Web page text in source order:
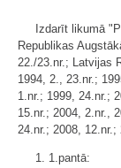
Izdarīt likumā
Republikas
22./23.nr.; Latvijas
1994, 2., 23.nr.;
1.nr.; 1999, 24.nr.;
15.nr.; 2004, 2.nr.,
24.nr.; 2008,
1. 1.pantā: